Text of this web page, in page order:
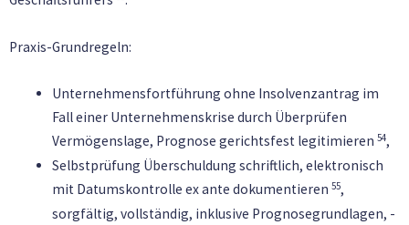
Praxis-Grundregeln:
Unternehmensfortführung ohne Insolvenzantrag im
Fall einer Unternehmenskrise durch Überprüfen
Vermögenslage, Prognose gerichtsfest legitimieren 54,
Selbstprüfung Überschuldung schriftlich, elektronisch
mit Datumskontrolle ex ante dokumentieren 55,
sorgfältig, vollständig, inklusive Prognosegrundlagen, -